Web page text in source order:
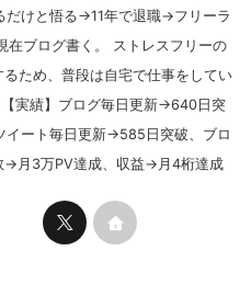
だけと悟る→11年で退職→フリーラ
在ブログ書く。 ストレスフリーの
るため、普段は自宅で仕事をしてい
【実績】ブログ毎日更新→640日突
イート毎日更新→585日突破、ブロ
→月3万PV達成、収益→月4桁達成